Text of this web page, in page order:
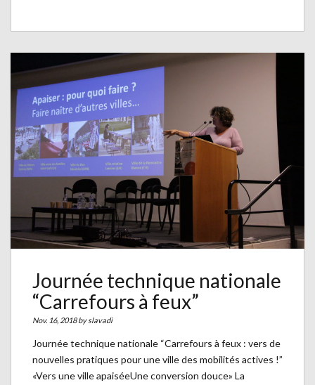
Journée technique nationale
“Carrefours à feux”
Nov. 16, 2018 byslavadi
Journée technique nationale “Carrefours à feux : vers de
nouvelles pratiques pour une ville des mobilités actives !”
«Vers une ville apaiséeUne conversion douce» La